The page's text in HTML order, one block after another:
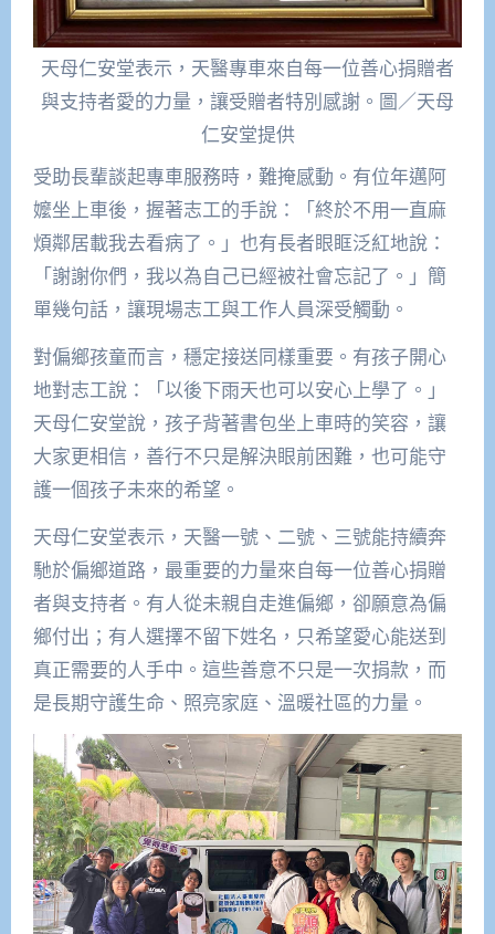
天母仁安堂表示，天醫專車來自每一位善心捐贈者
與支持者愛的力量，讓受贈者特別感謝。圖／天母
仁安堂提供
受助長輩談起專車服務時，難掩感動。有位年邁阿
嬤坐上車後，握著志工的手說：「終於不用一直麻
煩鄰居載我去看病了。」也有長者眼眶泛紅地說：
「謝謝你們，我以為自己已經被社會忘記了。」簡
單幾句話，讓現場志工與工作人員深受觸動。
對偏鄉孩童而言，穩定接送同樣重要。有孩子開心
地對志工說：「以後下雨天也可以安心上學了。」
天母仁安堂說，孩子背著書包坐上車時的笑容，讓
大家更相信，善行不只是解決眼前困難，也可能守
護一個孩子未來的希望。
天母仁安堂表示，天醫一號、二號、三號能持續奔
馳於偏鄉道路，最重要的力量來自每一位善心捐贈
者與支持者。有人從未親自走進偏鄉，卻願意為偏
鄉付出；有人選擇不留下姓名，只希望愛心能送到
真正需要的人手中。這些善意不只是一次捐款，而
是長期守護生命、照亮家庭、溫暖社區的力量。